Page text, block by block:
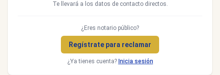
Te llevará a los datos de contacto directos.
¿Eres notario público?
Regístrate para reclamar
¿Ya tienes cuenta? Inicia sesión